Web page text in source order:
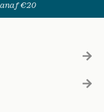
€20